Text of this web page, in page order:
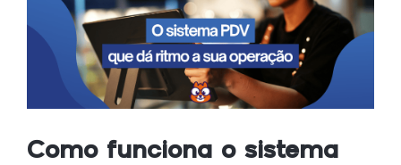
Como funciona o sistema